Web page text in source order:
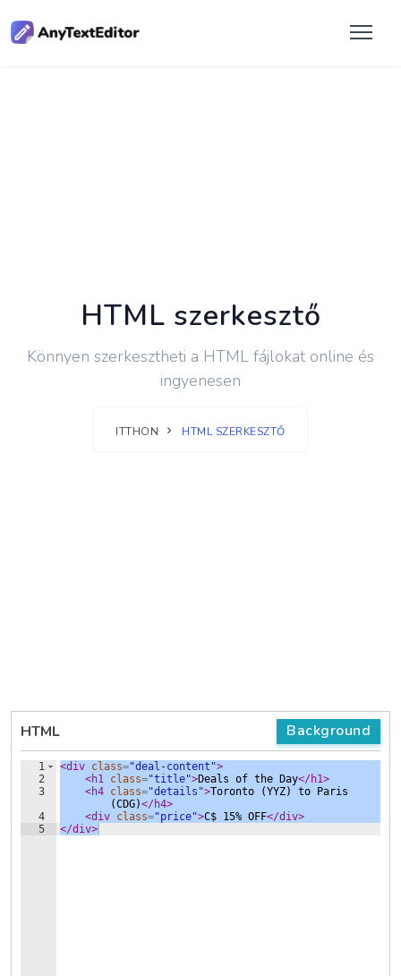
HTML szerkesztő
Könnyen szerkesztheti a HTML fájlokat online és
ingyenesen
ITTHON HTML SZERKESZTŐ
HTML Background
1
2
3
4
5
<div class="deal-content">
<h1 class="title">Deals of the Day</h1>
<h4 class="details">Toronto (YYZ) to Paris
(CDG)</h4>
<div class="price">C$ 15% OFF</div>
</div>